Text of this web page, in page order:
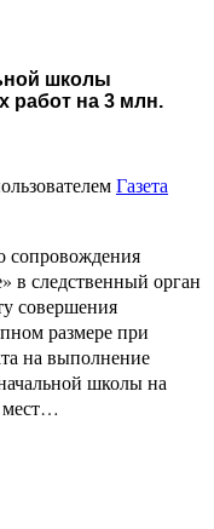
школы
работ на 3 млн.
Газета
сопровождения
в следственный орган
совершения
размере при
на выполнение
школы на